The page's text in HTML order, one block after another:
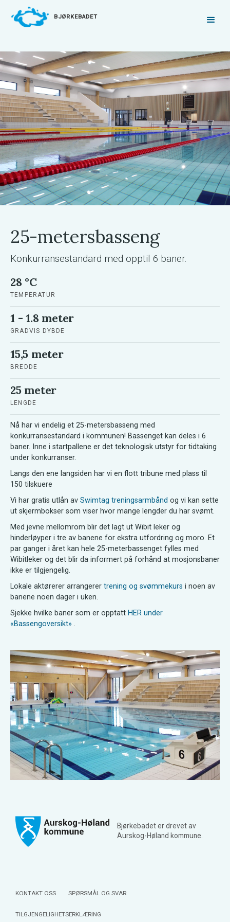
BJØRKEBADET
25-metersbasseng
Konkurransestandard med opptil 6 baner.
28 °C
TEMPERATUR
1 - 1.8 meter
GRADVIS DYBDE
15,5 meter
BREDDE
25 meter
LENGDE
Nå har vi endelig et 25-metersbasseng med
konkurransestandard i kommunen! Bassenget kan deles i 6
baner. Inne i startpallene er det teknologisk utstyr for tidtaking
under konkurranser.
Langs den ene langsiden har vi en flott tribune med plass til
150 tilskuere
Vi har gratis utlån av Swimtag treningsarmbånd og vi kan sette
ut skjermbokser som viser hvor mange lengder du har svømt.
Med jevne mellomrom blir det lagt ut Wibit leker og
hinderløyper i tre av banene for ekstra utfordring og moro. Et
par ganger i året kan hele 25-meterbassenget fylles med
Wibitleker og det blir da informert på forhånd at mosjonsbaner
ikke er tilgjengelig.
Lokale aktørerer arrangerer trening og svømmekurs i noen av
banene noen dager i uken.
Sjekke hvilke baner som er opptatt HER under
«Bassengoversikt» .
Bjørkebadet er drevet av
Aurskog-Høland kommune.
KONTAKT OSS SPØRSMÅL OG SVAR
TILGJENGELIGHETSERKLÆRING